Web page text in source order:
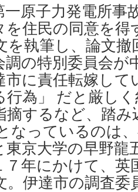
原子力発電所事
を住民の同意を得
を執筆し、論文
調の特別委員会が
市に責任転嫁し
行為」 だと厳し
摘するなど、踏
なっているのは
東京大学の早野龍
７年にかけて、
。伊達市の調査委